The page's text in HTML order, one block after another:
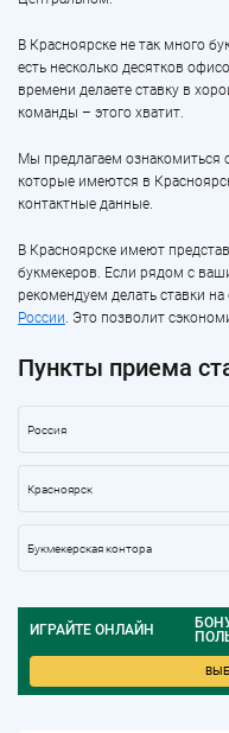
В Красноярске не так много
есть несколько десятков
времени делаете ставку в
команды – этого хватит.
Мы предлагаем ознакомиться
которые имеются в
контактные данные.
В Красноярске имеют
букмекеров. Если рядом с
рекомендуем делать ставки на
России. Это позволит
Пункты приема
ИГРАЙТЕ ОНЛАЙН